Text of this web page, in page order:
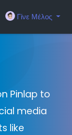
Γίνε Μέλος
Pinlap to
media
like